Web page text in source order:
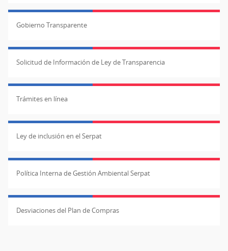
Gobierno Transparente
Solicitud de Información de Ley de Transparencia
Trámites en línea
Ley de inclusión en el Serpat
Política Interna de Gestión Ambiental Serpat
Desviaciones del Plan de Compras